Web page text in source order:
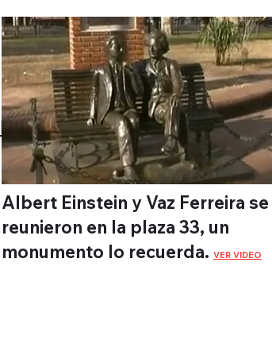
Einstein y Vaz Ferreira
Albert Einstein y Vaz Ferreira se
reunieron en la plaza 33, un
monumento lo recuerda. VER VIDEO